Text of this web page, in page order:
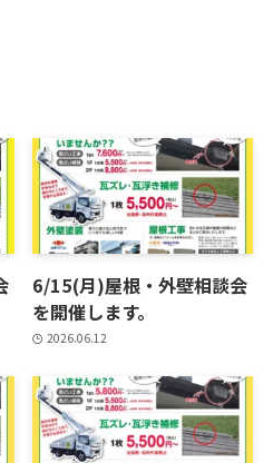
6/15(月)屋根・外壁相談会
を開催します。
2026.06.12